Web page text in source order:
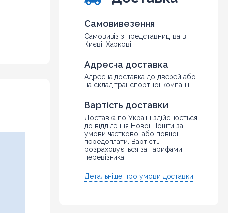
Самовивезення
Самовивіз з представництва в
Києві, Харкові
Адресна доставка
Адресна доставка до дверей або
на склад транспортної компанії
Вартість доставки
Доставка по Україні здійснюється
до відділення Нової Пошти за
умови часткової або повної
передоплати. Вартість
розраховується за тарифами
перевізника.
Детальніше про умови доставки